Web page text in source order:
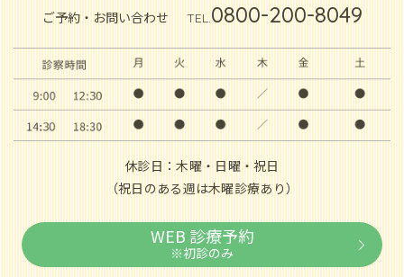
ご予約・お問い合わせ TEL.0800-200-8049
休診日：木曜・日曜・祝日
（祝日のある週は木曜診療あり）
WEB 診療予約
※初診のみ